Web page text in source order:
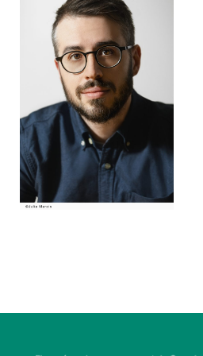
À LA POINTE DE LA PROFESSION
À PROPOS DEVENIR MEMBRE